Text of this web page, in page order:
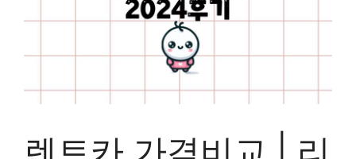
렌트카 가격비교 | 리